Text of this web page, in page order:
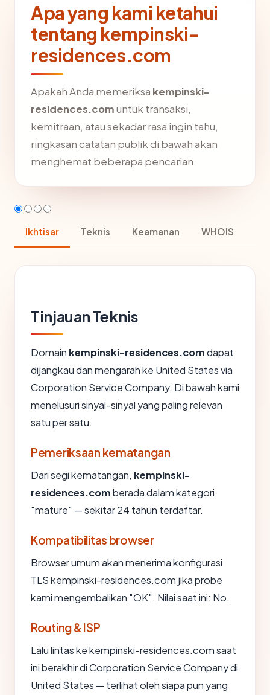
Apa yang kami ketahui
tentang kempinski-
residences.com
Apakah Anda memeriksa kempinski-
residences.comuntuk transaksi,
kemitraan, atau sekadar rasa ingin tahu,
ringkasan catatan publik di bawah akan
menghemat beberapa pencarian.
Ikhtisar Teknis Keamanan WHOIS
Tinjauan Teknis
Domain kempinski-residences.comdapat
dijangkau dan mengarah ke United States via
Corporation Service Company. Di bawah kami
menelusuri sinyal-sinyal yang paling relevan
satu per satu.
Pemeriksaan kematangan
Dari segi kematangan, kempinski-
residences.comberada dalam kategori
"mature" — sekitar 24 tahun terdaftar.
Kompatibilitas browser
Browser umum akan menerima konfigurasi
TLS kempinski-residences.com jika probe
kami mengembalikan "OK". Nilai saat ini: No.
Routing & ISP
Lalu lintas ke kempinski-residences.com saat
ini berakhir di Corporation Service Company di
United States — terlihat oleh siapa pun yang